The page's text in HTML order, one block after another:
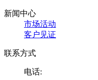
新闻中心
市场活动
客户见证
联系方式
电话: